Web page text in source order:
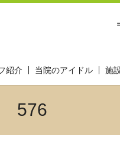
紹介 当院のアイドル 施
576